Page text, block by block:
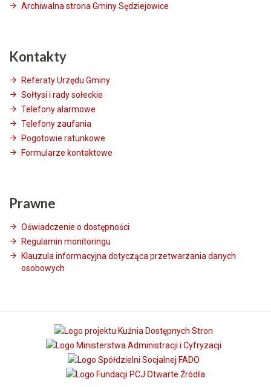
Archiwalna strona Gminy Sędziejowice
Kontakty
Referaty Urzędu Gminy
Sołtysi i rady sołeckie
Telefony alarmowe
Telefony zaufania
Pogotowie ratunkowe
Formularze kontaktowe
Prawne
Oświadczenie o dostępności
Regulamin monitoringu
Klauzula informacyjna dotycząca przetwarzania danych
osobowych